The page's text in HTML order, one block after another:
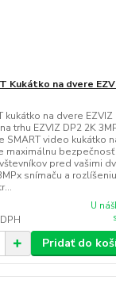
Kukátko na dvere
kukátko na dvere EZVIZ
trhu EZVIZ DP2 2K
SMART video kukátko
maximálnu
pred vašimi
snímaču a
U
Pridať do